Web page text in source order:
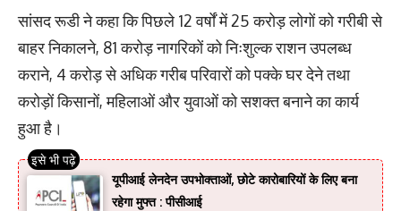
सांसद रूडी ने कहा कि पिछले 12 वर्षों में 25 करोड़ लोगों को गरीबी से
बाहर निकालने, 81 करोड़ नागरिकों को निःशुल्क राशन उपलब्ध
कराने, 4 करोड़ से अधिक गरीब परिवारों को पक्के घर देने तथा
करोड़ों किसानों, महिलाओं और युवाओं को सशक्त बनाने का कार्य
हुआ है।
यूपीआई लेनदेन उपभोक्ताओं, छोटे कारोबारियों के लिए बना
रहेगा मुफ्त : पीसीआई